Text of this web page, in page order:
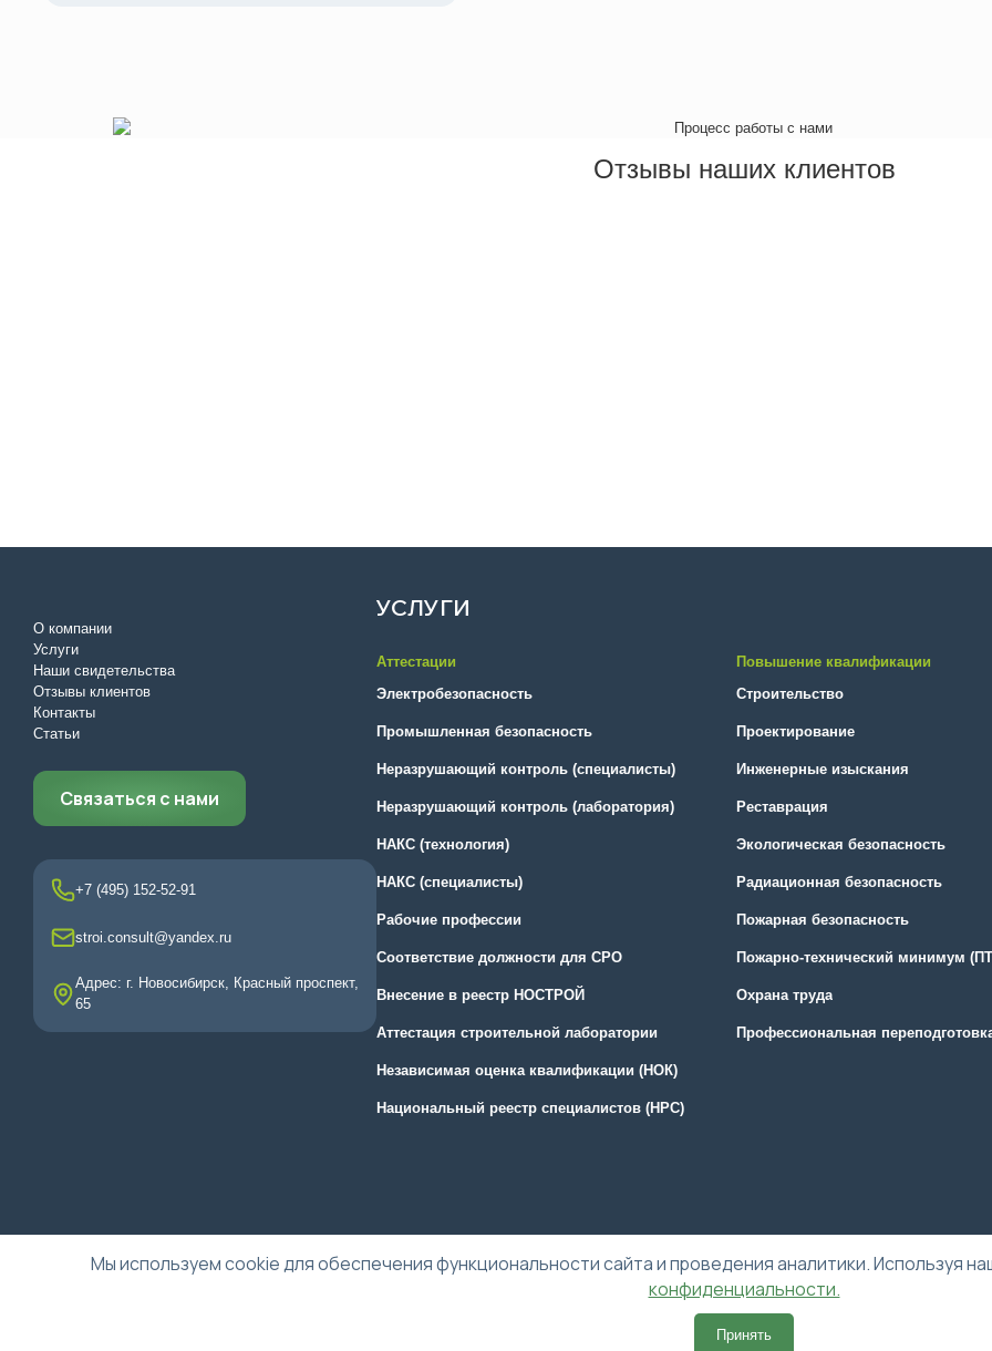
Отзывы наших клиентов
О компании
Услуги
Наши свидетельства
Отзывы клиентов
Контакты
Статьи
Связаться с нами
+7 (495) 152-52-91
stroi.consult@yandex.ru
Адрес: г. Новосибирск, Красный проспект,
65
УСЛУГИ
Аттестации
Электробезопасность
Промышленная безопасность
Неразрушающий контроль (специалисты)
Неразрушающий контроль (лаборатория)
НАКС (технология)
НАКС (специалисты)
Рабочие профессии
Соответствие должности для СРО
Внесение в реестр НОСТРОЙ
Аттестация строительной лаборатории
Независимая оценка квалификации (НОК)
Национальный реестр специалистов (НРС)
Повышение квалификации
Строительство
Проектирование
Инженерные изыскания
Реставрация
Экологическая безопасность
Радиационная безопасность
Пожарная безопасность
Пожарно-технический минимум
Охрана труда
Профессиональная
Мы используем cookie для обеспечения функциональности сайта и проведения аналитики. Используя
конфиденциальности.
Принять